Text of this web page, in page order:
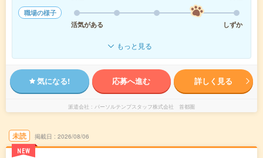
職場の様子
活気がある
しずか
もっと見る
気になる! 応募へ進む 詳しく見る
派遣会社 パーソルテンプスタッフ株式会社 首都圏
未読
NEW
掲載日 2026/08/06